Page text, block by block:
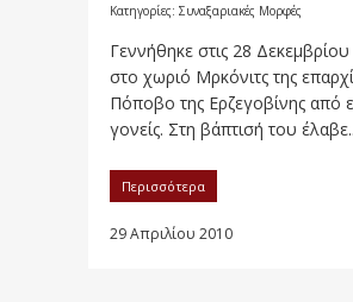
Κατηγορίες: Συναξαριακές Μορφές
Γεννήθηκε στις 28
στο χωριό Μρκόνιτς της
Πόποβο της Ερζεγοβίνης από
γονείς. Στη βάπτισή του
Περισσότερα
29 Απριλίου 2010